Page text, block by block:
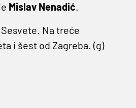
Mislav Nenadić.
Na treće
i šest od Zagreba. (g)